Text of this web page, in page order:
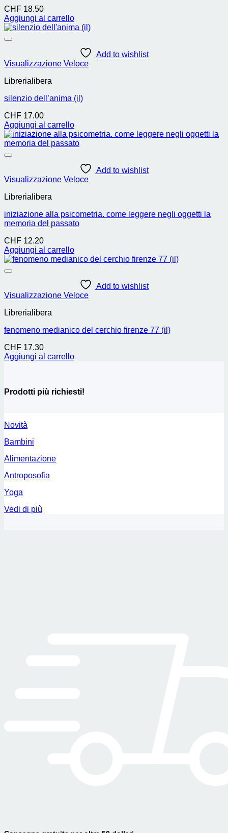
CHF 18.50
Aggiungi al carrello
Add to wishlist
Visualizzazione Veloce
Librerialibera
silenzio dell’anima (il)
CHF 17.00
Aggiungi al carrello
Add to wishlist
Visualizzazione Veloce
Librerialibera
iniziazione alla psicometria. come leggere negli oggetti la
memoria del passato
CHF 12.20
Aggiungi al carrello
Add to wishlist
Visualizzazione Veloce
Librerialibera
fenomeno medianico del cerchio firenze 77 (il)
CHF 17.30
Aggiungi al carrello
Prodotti più richiesti!
Novità
Bambini
Alimentazione
Antroposofia
Yoga
Vedi di più